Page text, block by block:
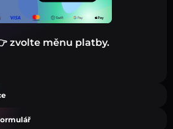
zvolte měnu platby.